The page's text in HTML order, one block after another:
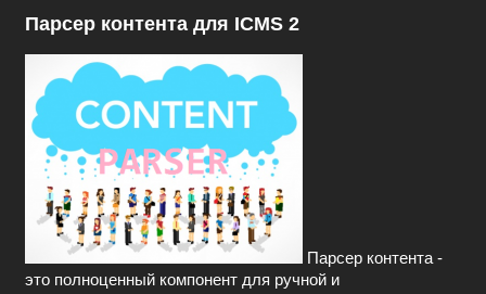
Парсер контента для ICMS 2
Парсер контента -
это полноценный компонент для ручной и